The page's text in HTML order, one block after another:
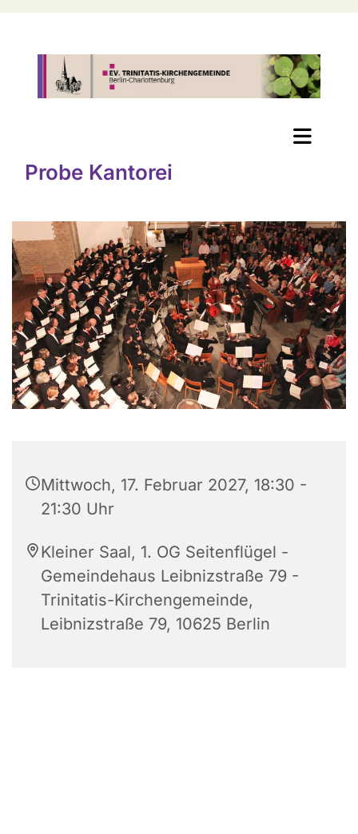
Probe Kantorei
Mittwoch, 17. Februar 2027, 18:30 -
21:30 Uhr
Kleiner Saal, 1. OG Seitenflügel -
Gemeindehaus Leibnizstraße 79 -
Trinitatis-Kirchengemeinde,
Leibnizstraße 79, 10625 Berlin